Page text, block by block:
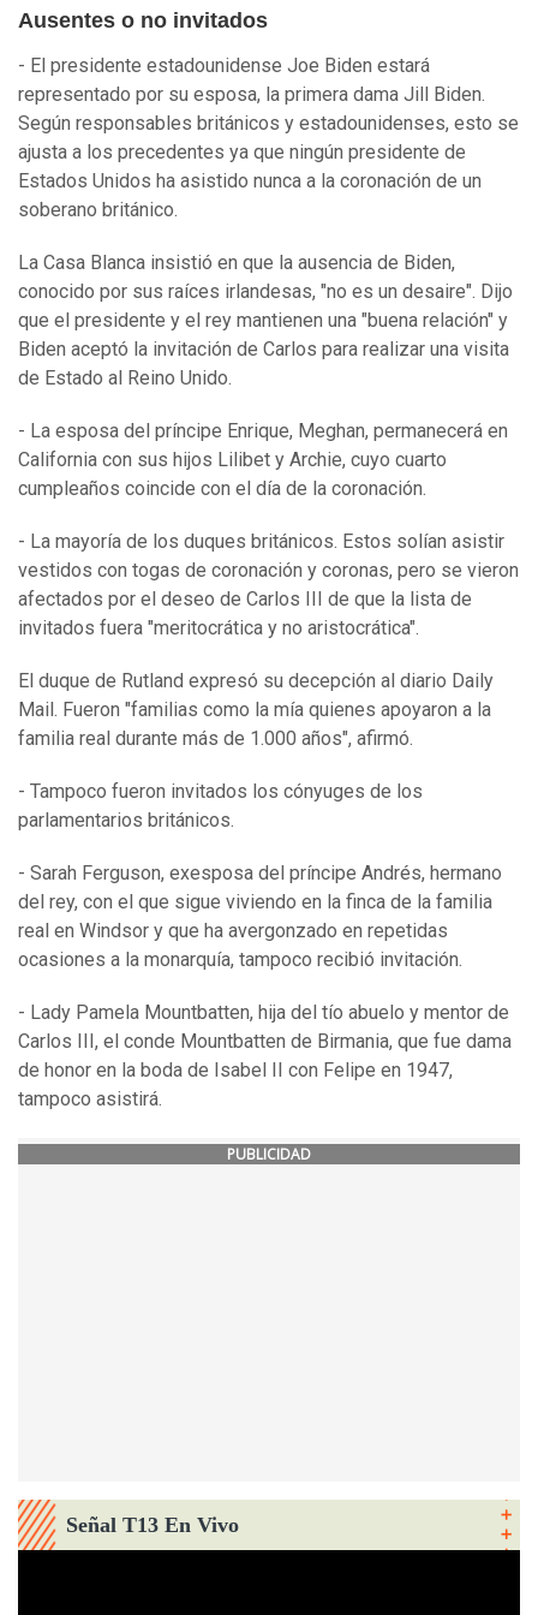
Ausentes o no invitados
- El presidente estadounidense Joe Biden estará
representado por su esposa, la primera dama Jill Biden.
Según responsables británicos y estadounidenses, esto se
ajusta a los precedentes ya que ningún presidente de
Estados Unidos ha asistido nunca a la coronación de un
soberano británico.
La Casa Blanca insistió en que la ausencia de Biden,
conocido por sus raíces irlandesas, "no es un desaire". Dijo
que el presidente y el rey mantienen una "buena relación" y
Biden aceptó la invitación de Carlos para realizar una visita
de Estado al Reino Unido.
- La esposa del príncipe Enrique, Meghan, permanecerá en
California con sus hijos Lilibet y Archie, cuyo cuarto
cumpleaños coincide con el día de la coronación.
- La mayoría de los duques británicos. Estos solían asistir
vestidos con togas de coronación y coronas, pero se vieron
afectados por el deseo de Carlos III de que la lista de
invitados fuera "meritocrática y no aristocrática".
El duque de Rutland expresó su decepción al diario Daily
Mail. Fueron "familias como la mía quienes apoyaron a la
familia real durante más de 1.000 años", afirmó.
- Tampoco fueron invitados los cónyuges de los
parlamentarios británicos.
- Sarah Ferguson, exesposa del príncipe Andrés, hermano
del rey, con el que sigue viviendo en la finca de la familia
real en Windsor y que ha avergonzado en repetidas
ocasiones a la monarquía, tampoco recibió invitación.
- Lady Pamela Mountbatten, hija del tío abuelo y mentor de
Carlos III, el conde Mountbatten de Birmania, que fue dama
de honor en la boda de Isabel II con Felipe en 1947,
tampoco asistirá.
PUBLICIDAD
Señal T13 En Vivo